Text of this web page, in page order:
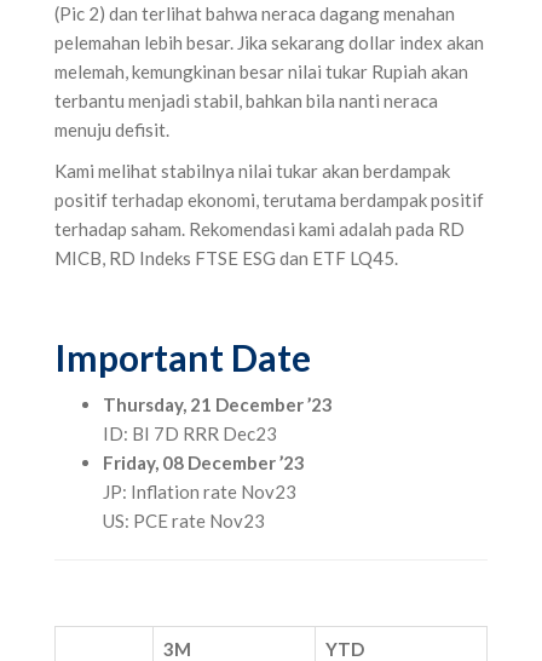
(Pic 2) dan terlihat bahwa neraca dagang menahan
pelemahan lebih besar. Jika sekarang dollar index akan
melemah, kemungkinan besar nilai tukar Rupiah akan
terbantu menjadi stabil, bahkan bila nanti neraca
menuju defisit.
Kami melihat stabilnya nilai tukar akan berdampak
positif terhadap ekonomi, terutama berdampak positif
terhadap saham. Rekomendasi kami adalah pada RD
MICB, RD Indeks FTSE ESG dan ETF LQ45.
Important Date
Thursday, 21 December ’23
ID: BI 7D RRR Dec23
Friday, 08 December ’23
JP: Inflation rate Nov23
US: PCE rate Nov23
3M
YTD